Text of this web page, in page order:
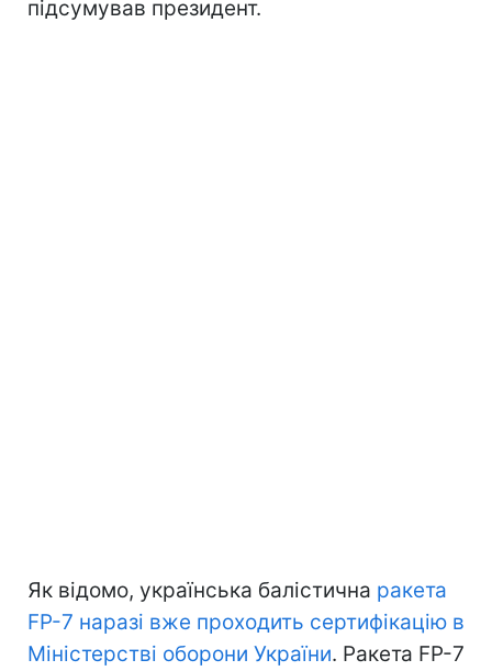
підсумував президент.
Як відомо, українська балістична ракета
FP-7 наразі вже проходить сертифікацію в
Міністерстві оборони України. Ракета FP-7